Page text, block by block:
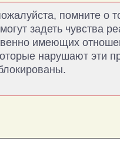
помните о
задеть чувства
имеющих
нарушают эти